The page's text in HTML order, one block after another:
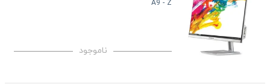
A9 - Z
ناموجود